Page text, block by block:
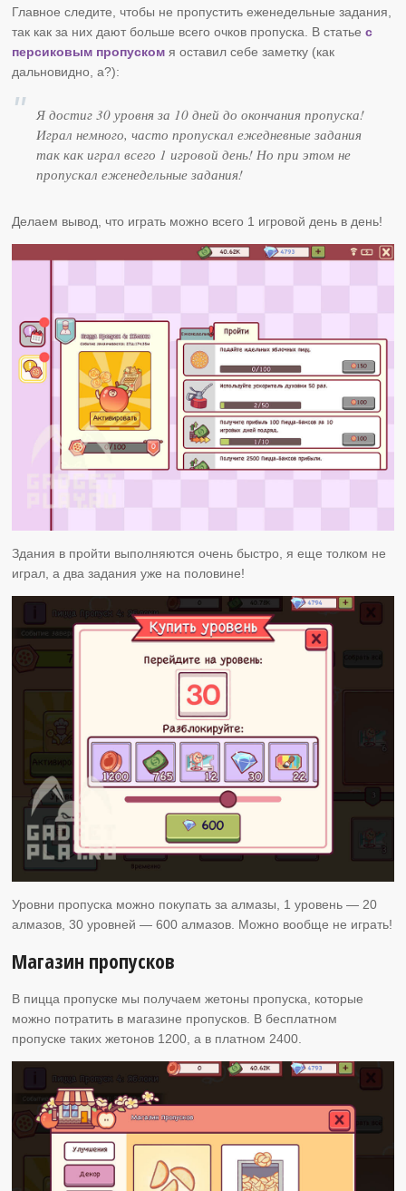
Главное следите, чтобы не пропустить еженедельные задания,
так как за них дают больше всего очков пропуска. В статьес
персиковым пропуском я оставил себе заметку (как
дальновидно, а?):
Я достиг 30 уровня за 10 дней до окончания пропуска!
Играл немного, часто пропускал ежедневные задания
так как играл всего 1 игровой день! Но при этом не
пропускал еженедельные задания!
Делаем вывод, что играть можно всего 1 игровой день в день!
Здания в пройти выполняются очень быстро, я еще толком не
играл, а два задания уже на половине!
Уровни пропуска можно покупать за алмазы, 1 уровень — 20
алмазов, 30 уровней — 600 алмазов. Можно вообще не играть!
Магазин пропусков
В пицца пропуске мы получаем жетоны пропуска, которые
можно потратить в магазине пропусков. В бесплатном
пропуске таких жетонов 1200, а в платном 2400.